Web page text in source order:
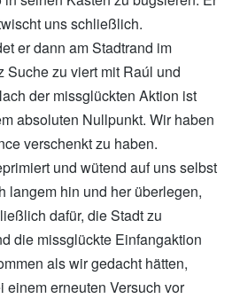
uns schließlich.
er dann am Stadtrand im
Suche zu viert mit Raúl und
der missglückten Aktion ist
absoluten Nullpunkt. Wir haben
verschenkt zu haben.
und wütend auf uns selbst
langem hin und her überlegen,
dafür, die Stadt zu
die missglückte Einfangaktion
als wir gedacht hätten,
erneuten Versuch vor